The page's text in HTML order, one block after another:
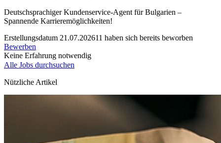
Deutschsprachiger Kundenservice-Agent für Bulgarien –
Spannende Karrieremöglichkeiten!
Erstellungsdatum 21.07.202611 haben sich bereits beworben
Bewerben
Keine Erfahrung notwendig
Alle Jobs durchsuchen
Nützliche Artikel